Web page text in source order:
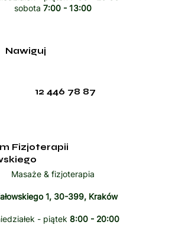
sobota 7:00 - 13:00
12 446 78 87
Nawiguj
Fizjoterapii
Masaże & fizjoterapia
1, 30-399, Kraków
- piątek 8:00 - 20:00